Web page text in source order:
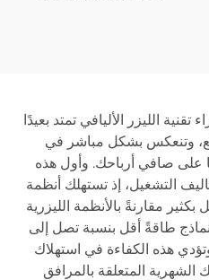
الليزر الأليافي تمتد بعيدًا
وتنعكس بشكل مباشر في
على صافي أرباحك. وأول هذه
التشغيل، إذ تستهلك أنظمة
بكثير مقارنةً بالأنظمة الليزرية
طاقةً أقل بنسبة تصل إلى
هذه الكفاءة في استهلاك
المتعلقة بالمرافق